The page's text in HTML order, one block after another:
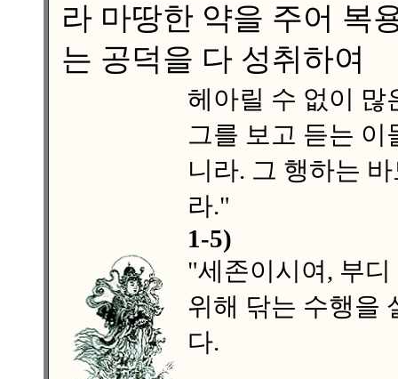
라 마땅한 약을 주어 복
는 공덕을 다 성취하여
헤아릴 수 없이 많
그를 보고 듣는 이
니라. 그 행하는
라."
1-5)
"세존이시여, 부
위해 닦는 수행을
다.